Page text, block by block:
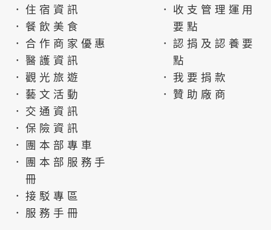
．住宿資訊
．餐飲美食
．合作商家優惠
．醫護資訊
．觀光旅遊
．藝文活動
．交通資訊
．保險資訊
．團本部專車
．團本部服務手
冊
．接駁專區
．服務手冊
．收支管理運用
要點
．認捐及認養要
點
．我要捐款
．贊助廠商